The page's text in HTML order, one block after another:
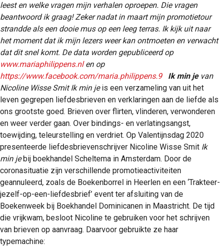
leest en welke vragen mijn verhalen oproepen. Die vragen
beantwoord ik graag! Zeker nadat in maart mijn promotietour
strandde als een dooie mus op een leeg terras. Ik kijk uit naar
het moment dat ik mijn lezers weer kan ontmoeten en verwacht
dat dit snel komt. De data worden gepubliceerd op
www.mariaphilippens.nlen op
https://www.facebook.com/maria.philippens.9
Ik min je van
Nicoline Wisse Smit Ik min jeis een verzameling van uit het
leven gegrepen liefdesbrieven en verklaringen aan de liefde als
ons grootste goed. Brieven over flirten, vlinderen, verwonderen
en weer verder gaan. Over bindings- en verlatingsangst,
toewijding, teleurstelling en verdriet. Op Valentijnsdag 2020
presenteerde liefdesbrievenschrijver Nicoline Wisse Smit Ik
min jebij boekhandel Scheltema in Amsterdam. Door de
coronasituatie zijn verschillende promotieactiviteiten
geannuleerd, zoals de Boekenborrel in Heerlen en een ‘Trakteer-
jezelf-op-een-liefdesbrief’ event ter afsluiting van de
Boekenweek bij Boekhandel Dominicanen in Maastricht. De tijd
die vrijkwam, besloot Nicoline te gebruiken voor het schrijven
van brieven op aanvraag. Daarvoor gebruikte ze haar
typemachine: